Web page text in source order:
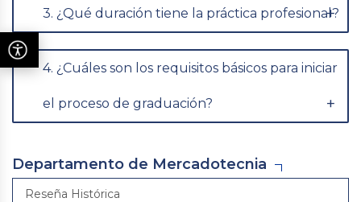
3. ¿Qué duración tiene la práctica profesional?
4. ¿Cuáles son los requisitos básicos para iniciar
el proceso de graduación?
Departamento de Mercadotecnia
Reseña Histórica